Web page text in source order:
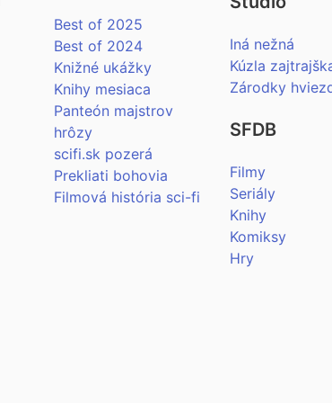
Best of 2025
Best of 2024
Knižné ukážky
Knihy mesiaca
Panteón majstrov
hrôzy
scifi.sk pozerá
Prekliati bohovia
Filmová história sci-fi
Iná nežná
Kúzla
Zárodky
SFDB
Filmy
Seriály
Knihy
Komiksy
Hry